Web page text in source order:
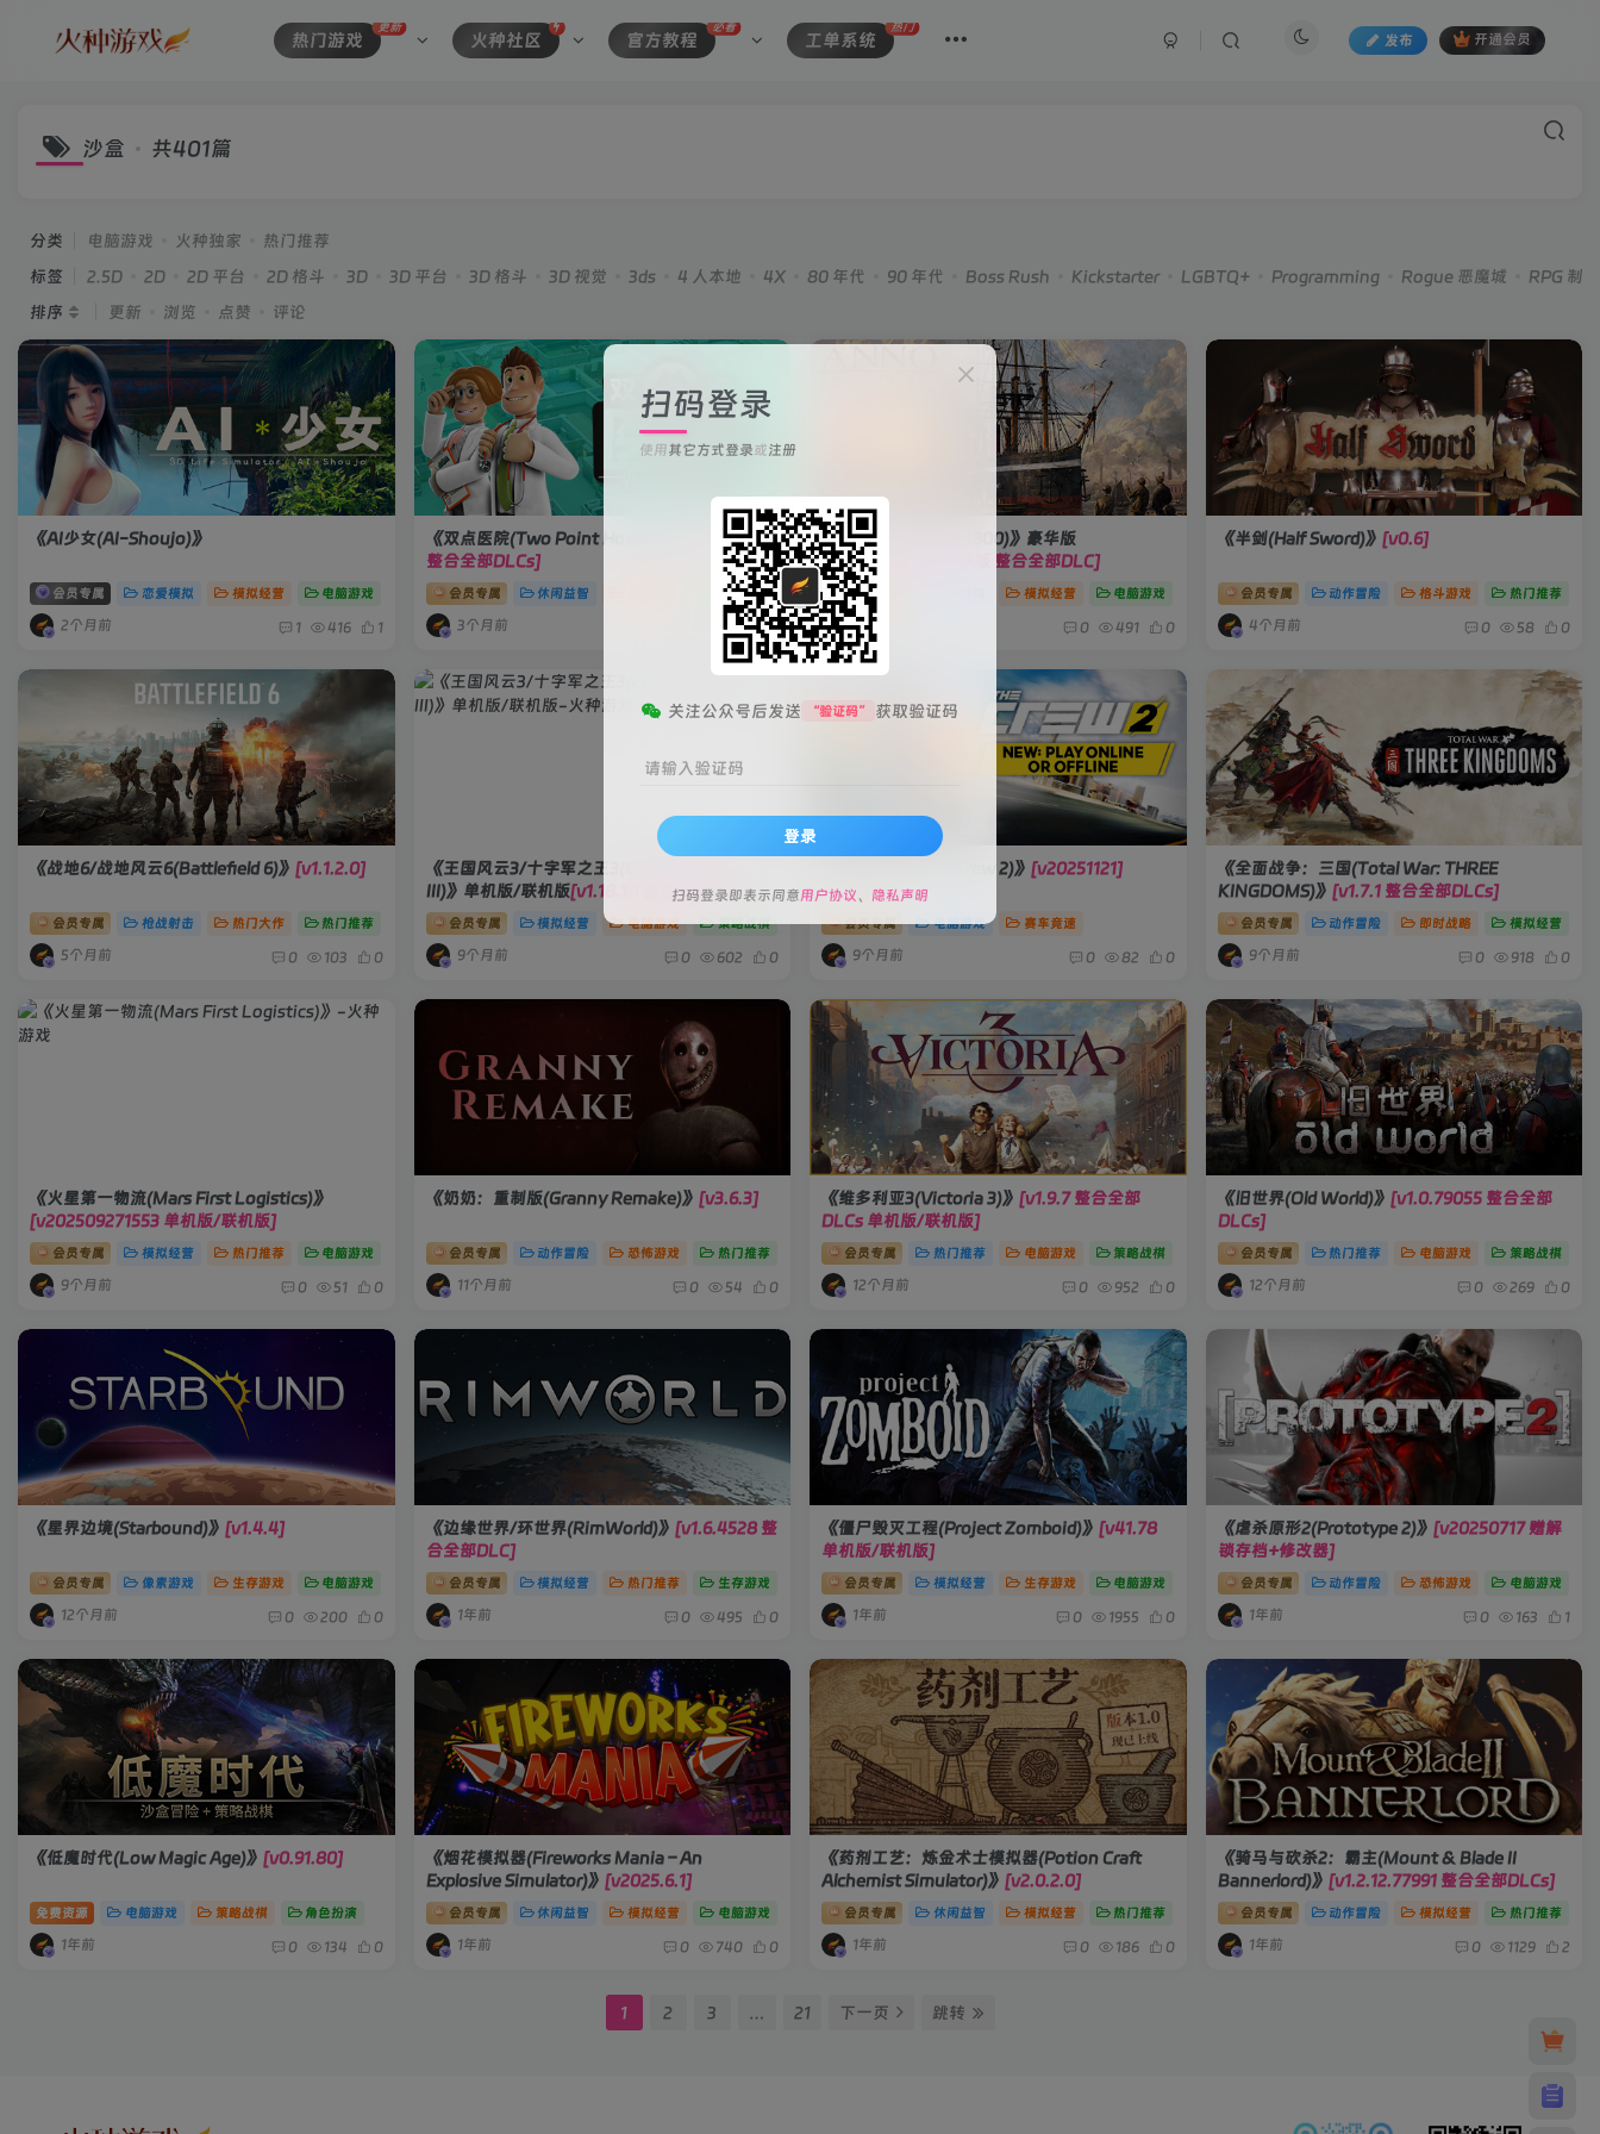
热门游戏
更新
火种社区 官方教程
必看
工单系统
热门
发布 开通会员
沙盒 共401篇
分类 电脑游戏 火种独家
热门推荐
标签
2.5D 2D 2D 平台 2D 格斗 3D 3D 平台 3D 格斗 3D 视觉 3ds 4 人本地 4X 80 年代 90 年代 Boss Rush Kickstarter LGBTQ+ Programming Rogue 恶魔城
RPG 制
排序
更新 浏览 点赞 评论
《AI少女(AI-Shoujo)》
会员专属 恋爱模拟 模拟经营 电脑游戏
2个月前 1 416 1
《双点医院(Two Point Hospital)》
[v1.29.52
整合全部DLCs]
会员专属 休闲益智 电脑游戏
3个月前 98 0
《纪元1800(Anno 1800)》豪华版
[v18.4.1412158 豪华版 整合全部DLC]
会员专属 模拟经营 电脑游戏
3个月前 0 491 0
《半剑(Half Sword)》 [v0.6]
会员专属 动作冒险 格斗游戏 热门推荐
4个月前 0 58 0
《战地6/战地风云6(Battlefield 6)》 [v1.1.2.0]
会员专属 枪战射击 热门大作 热门推荐
5个月前 0 103 0
《王国风云3/十字军之王3(Crusader Kings
III)》单机版/联机版[v1.18.1.1 整合全部DLCs 单
机版/联机版]
会员专属 模拟经营 电脑游戏 策略战棋
9个月前 0 602 0
《飙酷车神2(The Crew 2)》 [v20251121]
会员专属 电脑游戏 赛车竞速
9个月前 0 82 0
《全面战争：三国(Total War: THREE
KINGDOMS)》 [v1.7.1 整合全部DLCs]
会员专属 动作冒险 即时战略 模拟经营
9个月前 0 918 0
《火星第一物流(Mars First Logistics)》
[v202509271553 单机版/联机版]
会员专属 模拟经营 热门推荐 电脑游戏
9个月前 0 51 0
《奶奶：重制版(Granny Remake)》 [v3.6.3]
会员专属 动作冒险 恐怖游戏 热门推荐
11个月前 0 54 0
《维多利亚3(Victoria 3)》 [v1.9.7 整合全部
DLCs 单机版/联机版]
会员专属 热门推荐 电脑游戏 策略战棋
12个月前 0 952 0
《旧世界(Old World)》 [v1.0.79055 整合全部
DLCs]
会员专属 热门推荐 电脑游戏 策略战棋
12个月前 0 269 0
《星界边境(Starbound)》 [v1.4.4]
会员专属 像素游戏 生存游戏 电脑游戏
12个月前 0 200 0
《边缘世界/环世界(RimWorld)》 [v1.6.4528 整
合全部DLC]
会员专属 模拟经营 热门推荐 生存游戏
1年前 0 495 0
《僵尸毁灭工程(Project Zomboid)》 [v41.78
单机版/联机版]
会员专属 模拟经营 生存游戏 电脑游戏
1年前 0 1955 0
《虐杀原形2(Prototype 2)》 [v20250717 赠解
锁存档+修改器]
会员专属 动作冒险 恐怖游戏 电脑游戏
1年前 0 163 1
《低魔时代(Low Magic Age)》 [v0.91.80]
免费资源 电脑游戏 策略战棋 角色扮演
1年前 0 134 0
《烟花模拟器(Fireworks Mania – An
Explosive Simulator)》 [v2025.6.1]
会员专属 休闲益智 模拟经营 电脑游戏
1年前 0 740 0
《药剂工艺：炼金术士模拟器(Potion Craft
Alchemist Simulator)》 [v2.0.2.0]
会员专属 休闲益智 模拟经营 热门推荐
1年前 0 186 0
《骑马与砍杀2：霸主(Mount & Blade II
Bannerlord)》 [v1.2.12.77991 整合全部DLCs]
会员专属 动作冒险 模拟经营 热门推荐
1年前 0 1129 2
1 2 3 21 下一页 跳转
扫码登录
使用其它方式登录或注册
关注公众号后发送 “验证码” 获取验证码
请输入验证码
登录
扫码登录即表示同意用户协议、 隐私声明